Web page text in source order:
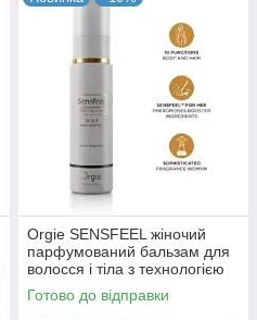
Orgie SENSFEEL жіночий
парфумований бальзам для
волосся і тіла з технологією
SENSFEEL 100 мл Orgie
Португалія
Готово до відправки